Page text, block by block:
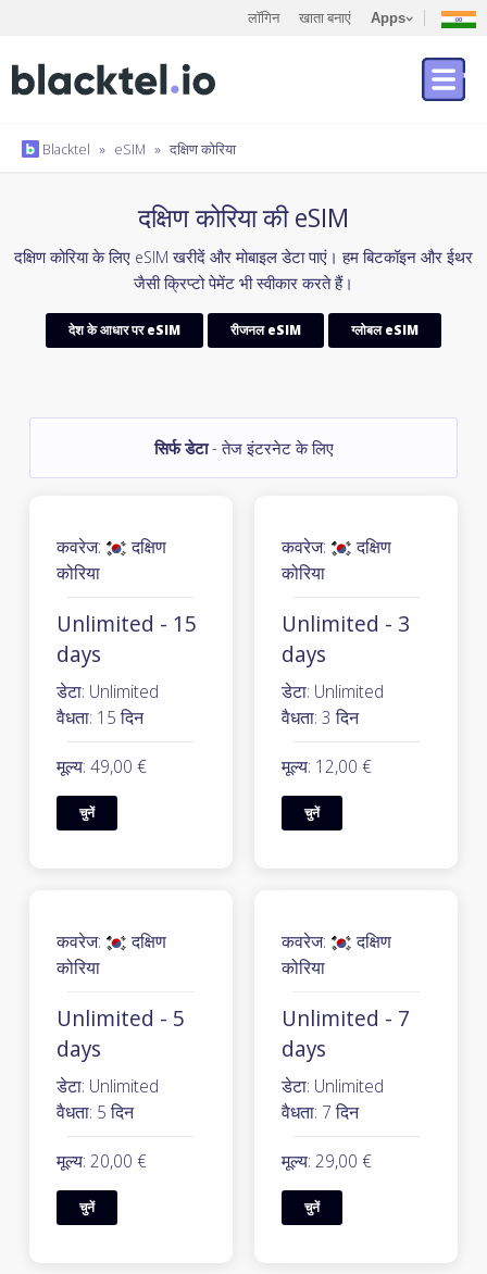
लॉगिन खाता बनाएं Apps
Blacktel » eSIM » दक्षिण कोरिया
दक्षिण कोरिया की eSIM
दक्षिण कोरिया के लिए eSIM खरीदें और मोबाइल डेटा पाएं। हम बिटकॉइन और ईथर
जैसी क्रिप्टो पेमेंट भी स्वीकार करते हैं।
देश के आधार पर eSIM रीजनल eSIM ग्लोबल eSIM
सिर्फ डेटा- तेज इंटरनेट के लिए
कवरेज:
दक्षिण
कोरिया
Unlimited - 15
days
डेटा: Unlimited
वैधता: 15 दिन
मूल्य: 49,00 €
चुनें
कवरेज:
दक्षिण
कोरिया
Unlimited - 3
days
डेटा: Unlimited
वैधता: 3 दिन
मूल्य: 12,00 €
चुनें
कवरेज:
दक्षिण
कोरिया
Unlimited - 5
days
डेटा: Unlimited
वैधता: 5 दिन
मूल्य: 20,00 €
चुनें
कवरेज:
दक्षिण
कोरिया
Unlimited - 7
days
डेटा: Unlimited
वैधता: 7 दिन
मूल्य: 29,00 €
चुनें